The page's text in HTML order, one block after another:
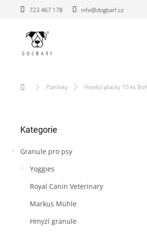
723 467 178 info@dogbarf.cz
Domů Pamlsky Hovězí placky 10 ks
s
r
a
kategorie
Kategorie
Granule pro psy
Yoggies
Royal Canin Veterinary
Markus Mühle
Hmyzí granule